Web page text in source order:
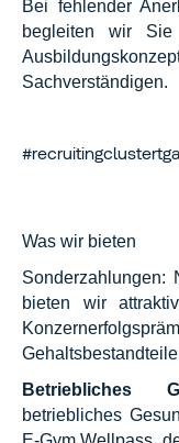
Bei fehlender
begleiten wir Sie
Sachverständigen.
#recruitingclustertga
Was wir bieten
Sonderzahlungen:
bieten wir
Betriebliches
betriebliches